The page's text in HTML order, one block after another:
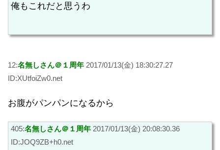
俺もこれだと思うわ
12:名無しさん＠１周年 2017/01/13(金) 18:30:27.27
ID:XUtfoiZw0.net
お腹がパンパンになるから
405:名無しさん＠１周年 2017/01/13(金) 20:08:30.36
ID:JOQ9ZB+h0.net